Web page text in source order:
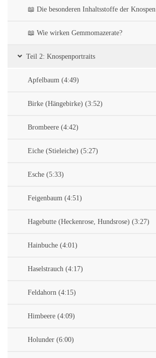
📖 Die besonderen Inhaltsstoffe der Knospen
📖 Wie wirken Gemmomazerate?
Teil 2: Knospenportraits
Apfelbaum (4:49)
Birke (Hängebirke) (3:52)
Brombeere (4:42)
Eiche (Stieleiche) (5:27)
Esche (5:33)
Feigenbaum (4:51)
Hagebutte (Heckenrose, Hundsrose) (3:27)
Hainbuche (4:01)
Haselstrauch (4:17)
Feldahorn (4:15)
Himbeere (4:09)
Holunder (6:00)